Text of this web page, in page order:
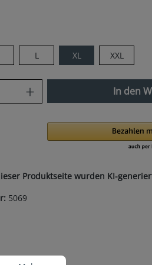
L XL XXL
Gib den In den
Produktseite wurden KI-
5069
Mehr Informationen ...